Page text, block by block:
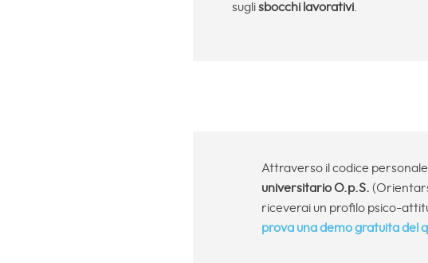
suglisbocchi lavorativi.
Attraverso il codice
universitario O.p.S.
riceverai un profilo psico-
prova una demo gratuita del